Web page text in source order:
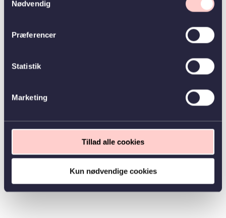
Nødvendig
Præferencer
Statistik
Marketing
Tillad alle cookies
Kun nødvendige cookies